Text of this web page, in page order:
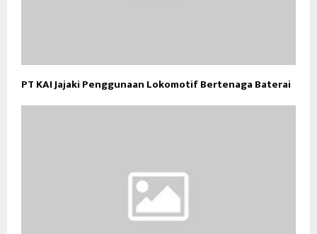
PT KAI Jajaki Penggunaan Lokomotif Bertenaga Baterai